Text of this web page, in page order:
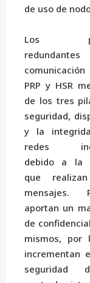
de uso de
Los
PRP y HSR
de los tres
seguridad,
y la
redes
debido a la
que
mensajes.
aportan un
de
mismos, por
incrementan
seguridad